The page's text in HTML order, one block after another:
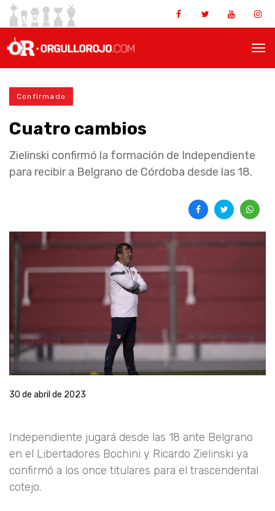
Confirmado
Cuatro cambios
Zielinski confirmó la formación de Independiente
para recibir a Belgrano de Córdoba desde las 18.
30 de abril de 2023
Independiente jugará desde las 18 ante Belgrano
en el Libertadores Bochini y Ricardo Zielinski ya
confirmó a los once titulares para el trascendental
cotejo.